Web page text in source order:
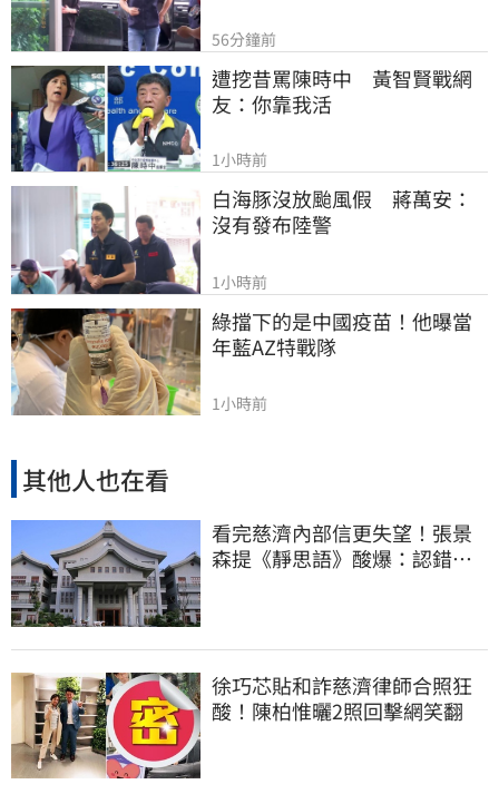
56分鐘前
遭挖昔罵陳時中　黃智賢戰網
友：你靠我活
1小時前
白海豚沒放颱風假　蔣萬安：
沒有發布陸警
1小時前
綠擋下的是中國疫苗！他曝當
年藍AZ特戰隊
1小時前
其他人也在看
看完慈濟內部信更失望！張景
森提《靜思語》酸爆：認錯有
徐巧芯貼和詐慈濟律師合照狂
酸！陳柏惟曬2照回擊網笑翻